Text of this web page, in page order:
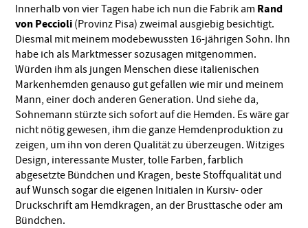
Innerhalb von vier Tagen habe ich nun die Fabrik am Rand
von Peccioli (Provinz Pisa) zweimal ausgiebig besichtigt.
Diesmal mit meinem modebewussten 16-jährigen Sohn. Ihn
habe ich als Marktmesser sozusagen mitgenommen.
Würden ihm als jungen Menschen diese italienischen
Markenhemden genauso gut gefallen wie mir und meinem
Mann, einer doch anderen Generation. Und siehe da,
Sohnemann stürzte sich sofort auf die Hemden. Es wäre gar
nicht nötig gewesen, ihm die ganze Hemdenproduktion zu
zeigen, um ihn von deren Qualität zu überzeugen. Witziges
Design, interessante Muster, tolle Farben, farblich
abgesetzte Bündchen und Kragen, beste Stoffqualität und
auf Wunsch sogar die eigenen Initialen in Kursiv- oder
Druckschrift am Hemdkragen, an der Brusttasche oder am
Bündchen.